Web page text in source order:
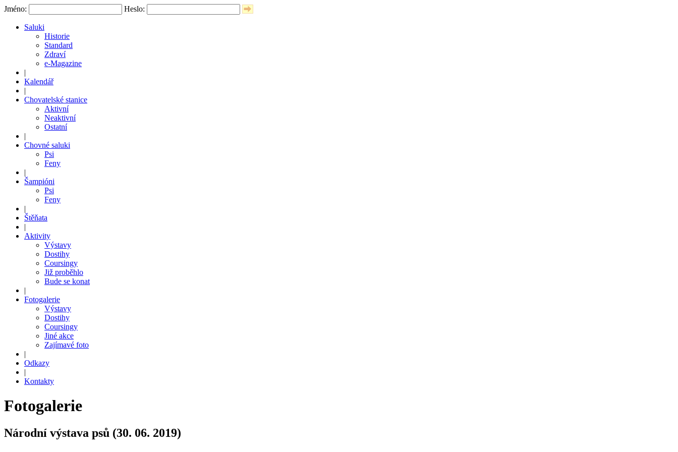
Jméno: Heslo:
Saluki
Historie
Standard
Zdraví
e-Magazine
|
Kalendář
|
Chovatelské stanice
Aktivní
Neaktivní
Ostatní
|
Chovné saluki
Psi
Feny
|
Šampióni
Psi
Feny
|
Štěňata
|
Aktivity
Výstavy
Dostihy
Coursingy
Již proběhlo
Bude se konat
|
Fotogalerie
Výstavy
Dostihy
Coursingy
Jiné akce
Zajímavé foto
|
Odkazy
|
Kontakty
Fotogalerie
Národní výstava psů (30. 06. 2019)